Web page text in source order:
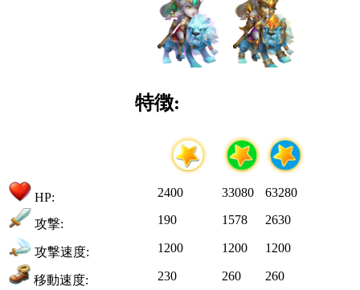
特徴:
HP: 2400 33080 63280
攻撃: 190 1578 2630
攻撃速度: 1200 1200 1200
移動速度: 230 260 260